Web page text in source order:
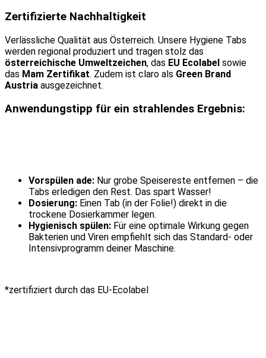
Zertifizierte Nachhaltigkeit
Verlässliche Qualität aus Österreich. Unsere Hygiene Tabs
werden regional produziert und tragen stolz das
österreichische Umweltzeichen, das EU Ecolabel sowie
das Mam Zertifikat. Zudem ist claro als Green Brand
Austria ausgezeichnet.
Anwendungstipp für ein strahlendes Ergebnis:
Vorspülen ade: Nur grobe Speisereste entfernen – die
Tabs erledigen den Rest. Das spart Wasser!
Dosierung: Einen Tab (in der Folie!) direkt in die
trockene Dosierkammer legen.
Hygienisch spülen: Für eine optimale Wirkung gegen
Bakterien und Viren empfiehlt sich das Standard- oder
Intensivprogramm deiner Maschine.
*zertifiziert durch das EU-Ecolabel